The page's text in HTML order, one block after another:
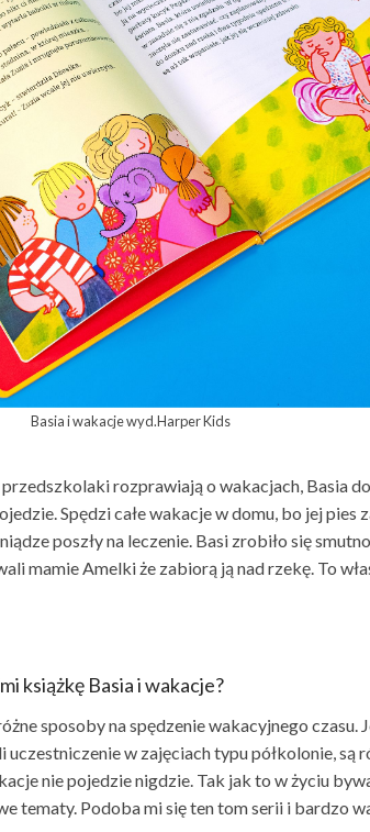
Basia i wakacje wyd.Harper Kids
rozprawiają o wakacjach, Basia
Spędzi całe wakacje w domu, bo jej pies
poszły na leczenie. Basi zrobiło się
mamie Amelki że zabiorą ją nad rzekę. To
książkę Basia i wakacje?
sposoby na spędzenie wakacyjnego czasu.
w zajęciach typu półkolonie, są
nie pojedzie nigdzie. Tak jak to w życiu
tematy. Podoba mi się ten tom serii i bardzo